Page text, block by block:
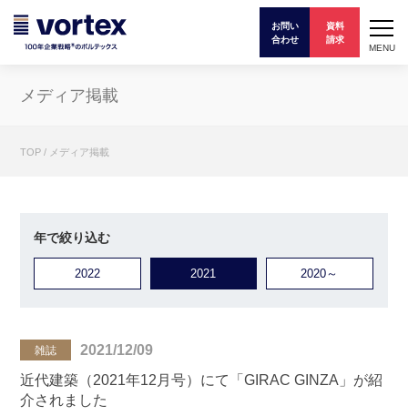
お問い
合わせ
資料
請求
MENU
メディア掲載
TOP / メディア掲載
年で絞り込む
2022 2021 2020～
雑誌 2021/12/09
近代建築（2021年12月号）にて「GIRAC GINZA」が紹
介されました